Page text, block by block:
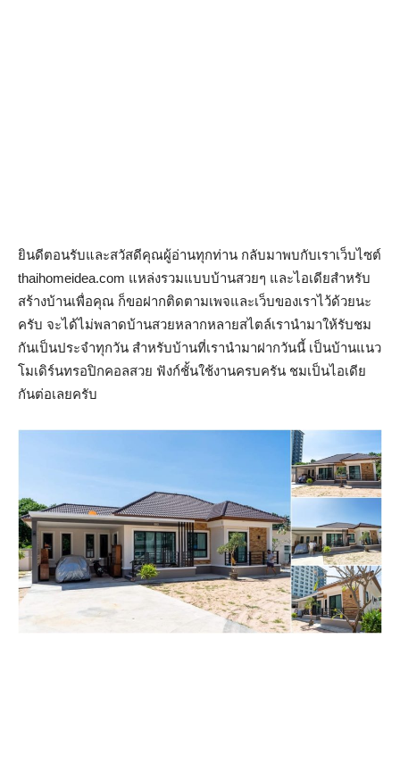
ยินดีตอนรับและสวัสดีคุณผู้อ่านทุกท่าน กลับมาพบกับเราเว็บไซต์
thaihomeidea.com แหล่งรวมแบบบ้านสวยๆ และไอเดียสำหรับ
สร้างบ้านเพื่อคุณ ก็ขอฝากติดตามเพจและเว็บของเราไว้ด้วยนะ
ครับ จะได้ไม่พลาดบ้านสวยหลากหลายสไตล์เรานำมาให้รับชม
กันเป็นประจำทุกวัน สำหรับบ้านที่เรานำมาฝากวันนี้ เป็นบ้านแนว
โมเดิร์นทรอปิกคอลสวย ฟังก์ชั้นใช้งานครบครัน ชมเป็นไอเดีย
กันต่อเลยครับ